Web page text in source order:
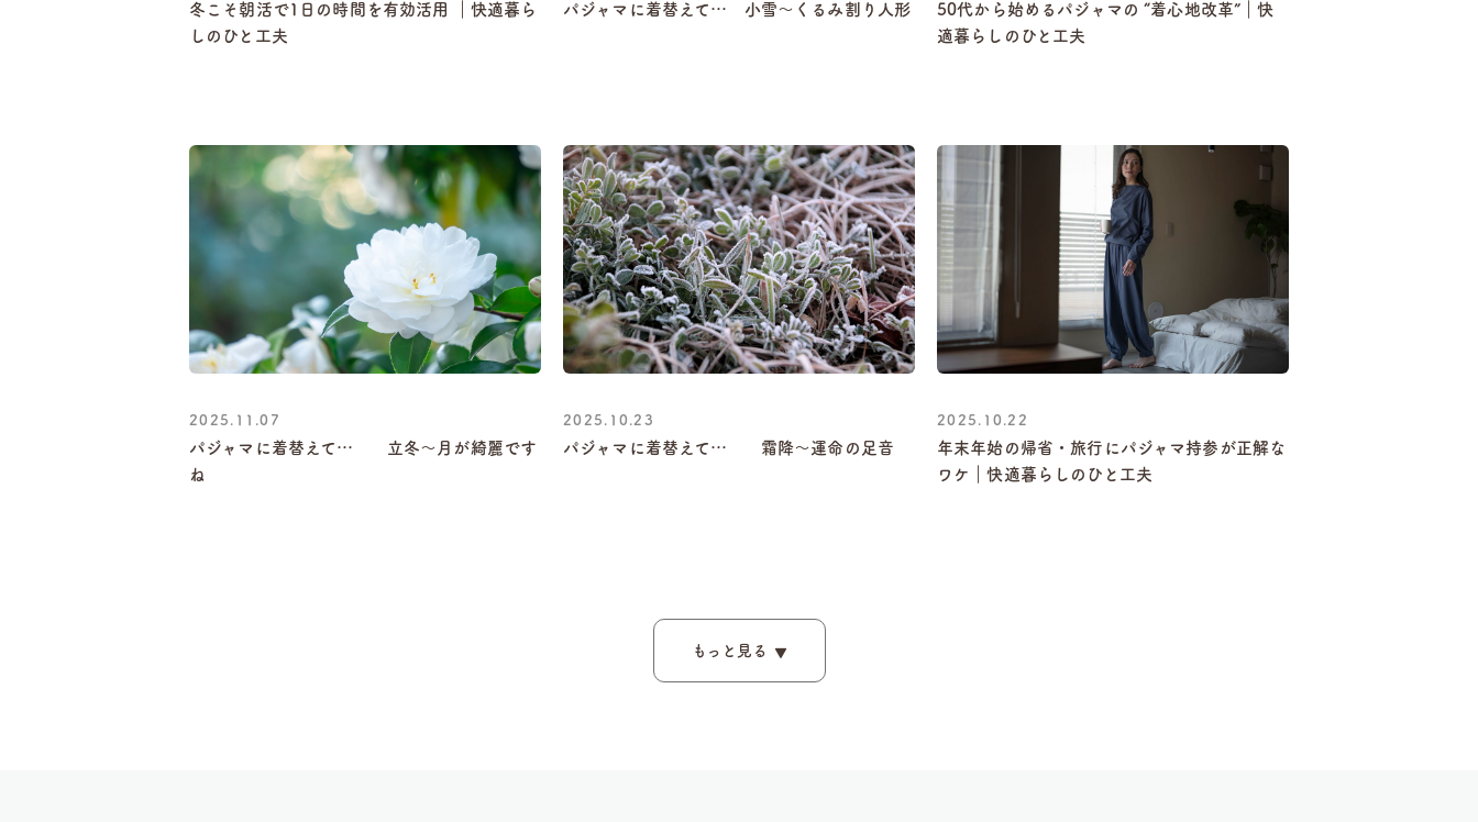
冬こそ朝活で1日の時間を有効活用 ｜快適暮ら
しのひと工夫
パジャマに着替えて… 小雪～くるみ割り人形
50代から始めるパジャマの “着心地改革”｜快
適暮らしのひと工夫
2025.11.07
パジャマに着替えて… 立冬～月が綺麗です
ね
2025.10.23
パジャマに着替えて… 霜降～運命の足音
2025.10.22
年末年始の帰省・旅行にパジャマ持参が正解な
ワケ｜快適暮らしのひと工夫
もっと見る